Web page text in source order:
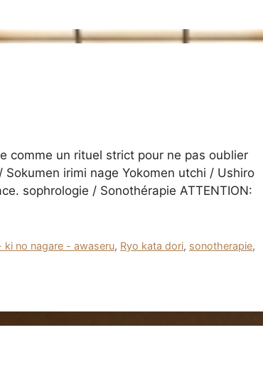
comme un rituel strict pour ne pas oublier
irimi nage Yokomen utchi / Ushiro
sophrologie / Sonothérapie ATTENTION:
ki no nagare - awaseru, Ryo kata dori, sonotherapie,